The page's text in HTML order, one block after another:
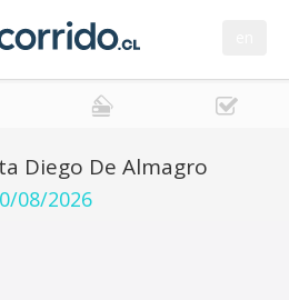
Diego De Almagro
08/2026